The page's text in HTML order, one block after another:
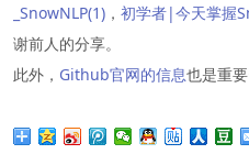
_SnowNLP(1) ， 初学者|今天掌握
谢前人的分享。
此外， Github官网的信息也是重要